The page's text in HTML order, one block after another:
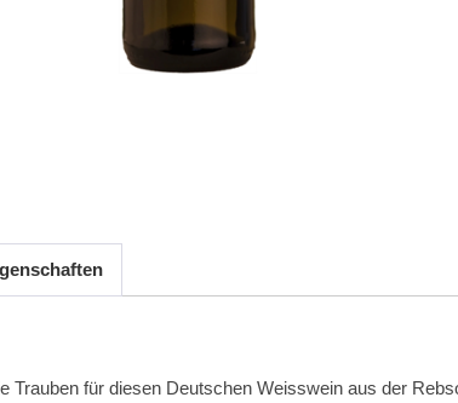
Trauben für diesen Deutschen Weisswein aus der